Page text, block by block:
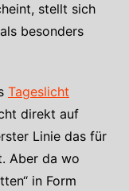
stellt sich
besonders
Tageslicht
direkt auf
Linie das für
Aber da wo
in Form